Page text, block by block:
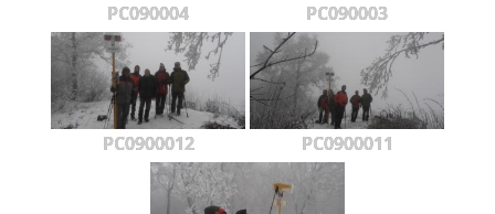
PC090004 PC090003
PC0900012 PC0900011